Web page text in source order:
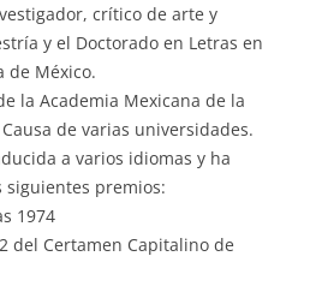
crítico de arte y
y el Doctorado en Letras en
de México.
la Academia Mexicana de la
de varias universidades.
a varios idiomas y ha
siguientes premios:
1974
del Certamen Capitalino de